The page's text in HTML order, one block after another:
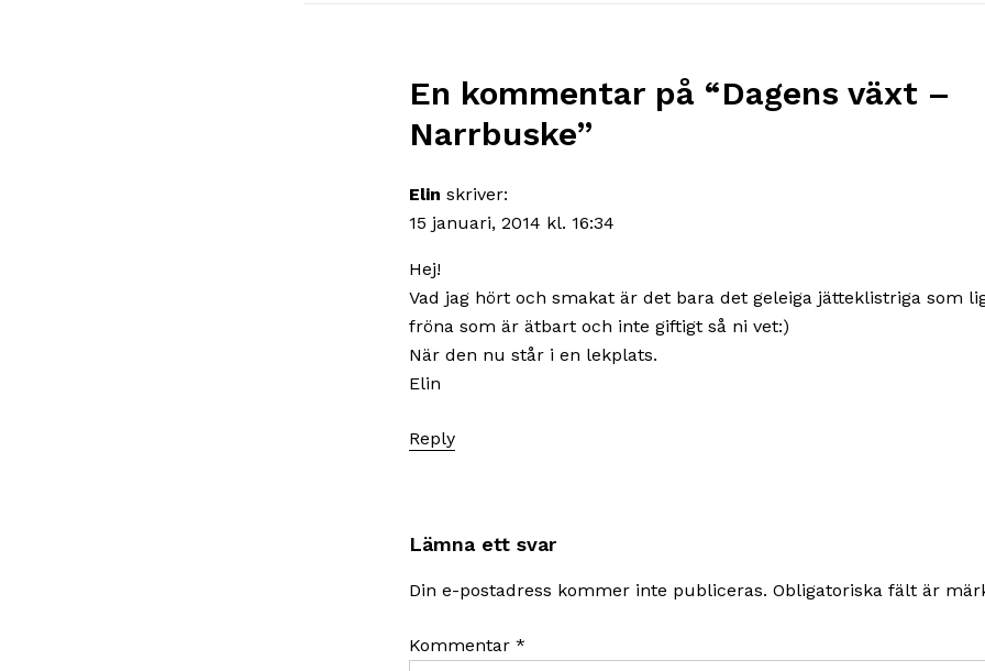
En kommentar på “Dagens växt –
Narrbuske”
Elin skriver:
15 januari, 2014 kl. 16:34
Hej!
Vad jag hört och smakat är det bara det geleiga jätteklistriga som
fröna som är ätbart och inte giftigt så ni vet:)
När den nu står i en lekplats.
Elin
Reply
Lämna ett svar
Din e-postadress kommer inte publiceras. Obligatoriska fält är
Kommentar *